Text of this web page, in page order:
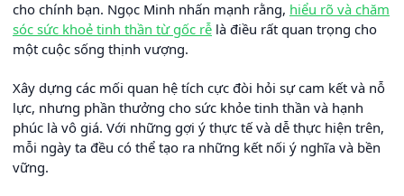
cho chính bạn. Ngọc Minh nhấn mạnh rằng, hiểu rõ và chăm
sóc sức khoẻ tinh thần từ gốc rễ là điều rất quan trọng cho
một cuộc sống thịnh vượng.
Xây dựng các mối quan hệ tích cực đòi hỏi sự cam kết và nỗ
lực, nhưng phần thưởng cho sức khỏe tinh thần và hạnh
phúc là vô giá. Với những gợi ý thực tế và dễ thực hiện trên,
mỗi ngày ta đều có thể tạo ra những kết nối ý nghĩa và bền
vững.